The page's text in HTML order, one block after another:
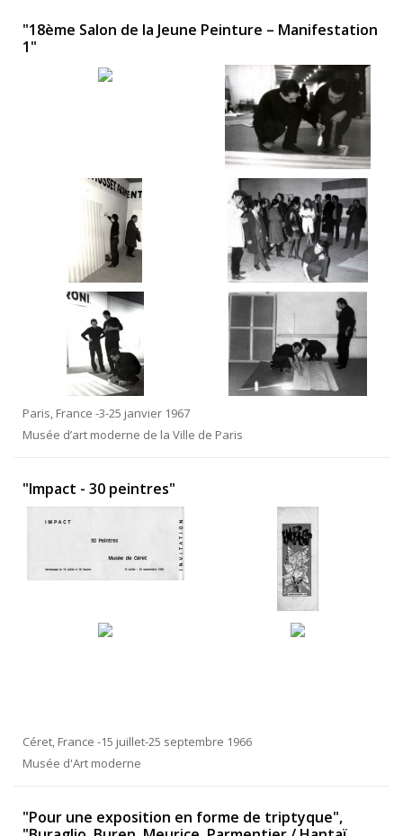
"18ème Salon de la Jeune Peinture – Manifestation
1"
Paris, France -3-25 janvier 1967
Musée d’art moderne de la Ville de Paris
"Impact - 30 peintres"
Céret, France -15 juillet-25 septembre 1966
Musée d'Art moderne
"Pour une exposition en forme de triptyque",